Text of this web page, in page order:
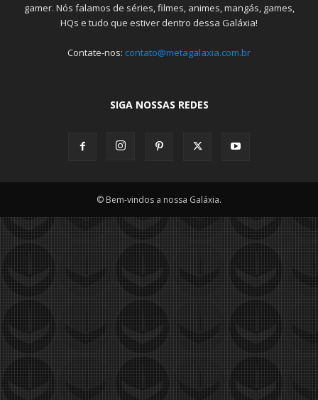
gamer. Nós falamos de séries, filmes, animes, mangás, games,
HQs e tudo que estiver dentro dessa Galáxia!
Contate-nos: contato@metagalaxia.com.br
SIGA NOSSAS REDES
© Bem-vindos a nossa Galáxia.